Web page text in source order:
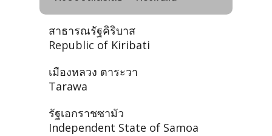
สาธารณรัฐคิริบาส
Republic of Kiribati
เมืองหลวง ตาระวา
Tarawa
รัฐเอกราชซามัว
Independent State of Samoa